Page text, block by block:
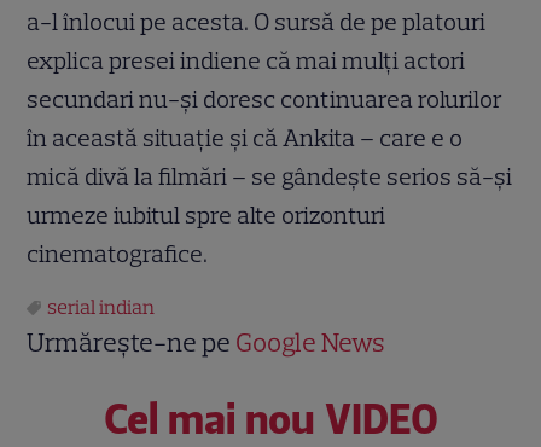
a-l înlocui pe acesta. O sursă de pe platouri
explica presei indiene că mai mulţi actori
secundari nu-şi doresc continuarea rolurilor
în această situaţie şi că Ankita – care e o
mică divă la filmări – se gândeşte serios să-şi
urmeze iubitul spre alte orizonturi
cinematografice.
serial indian
Urmărește-ne pe Google News
Cel mai nou VIDEO